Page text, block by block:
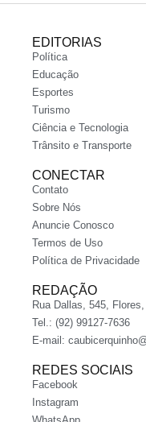
EDITORIAS
Política
Educação
Esportes
Turismo
Ciência e Tecnologia
Trânsito e Transporte
CONECTAR
Contato
Sobre Nós
Anuncie Conosco
Termos de Uso
Política de Privacidade
REDAÇÃO
Rua Dallas, 545,
Tel.: (92) 99127-7636
E-mail:
REDES SOCIAIS
Facebook
Instagram